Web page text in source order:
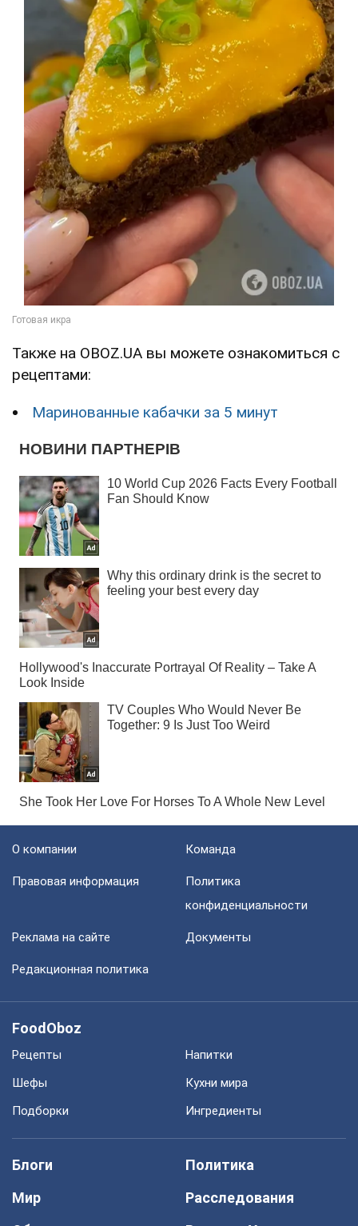
Также на OBOZ.UA вы можете ознакомиться с
рецептами:
Маринованные кабачки за 5 минут
О компании Команда
Правовая информация
Политика
конфиденциальности
Реклама на сайте Документы
Редакционная политика
FoodOboz
Рецепты
Напитки
Шефы
Кухни мира
Подборки
Ингредиенты
Блоги
Политика
Мир
Расследования